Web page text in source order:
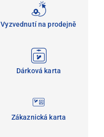
Vyzvednutí na prodejně
Dárková karta
Zákaznická karta